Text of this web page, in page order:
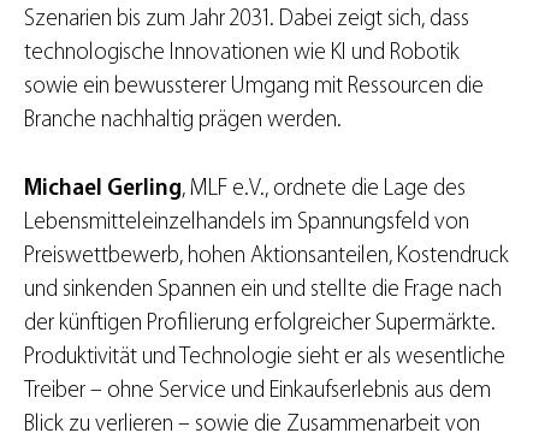
Szenarien bis zum Jahr 2031. Dabei zeigt sich, dass
technologische Innovationen wie KI und Robotik
sowie ein bewussterer Umgang mit Ressourcen die
Branche nachhaltig prägen werden.
Michael Gerling, MLF e.V., ordnete die Lage des
Lebensmitteleinzelhandels im Spannungsfeld von
Preiswettbewerb, hohen Aktionsanteilen, Kostendruck
und sinkenden Spannen ein und stellte die Frage nach
der künftigen Profilierung erfolgreicher Supermärkte.
Produktivität und Technologie sieht er als wesentliche
Treiber – ohne Service und Einkaufserlebnis aus dem
Blick zu verlieren – sowie die Zusammenarbeit von